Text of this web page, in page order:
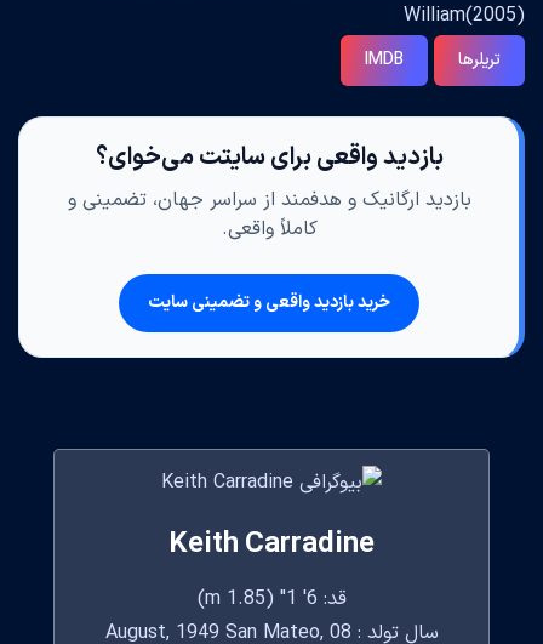
William(2005)
تریلرها IMDB
بازدید واقعی برای سایتت می‌خوای؟
بازدید ارگانیک و هدفمند از سراسر جهان، تضمینی و
کاملاً واقعی.
خرید بازدید واقعی و تضمینی سایت
Keith Carradine
قد: 6' 1" (1.85 m)
سال تولد : 08 August, 1949 San Mateo,